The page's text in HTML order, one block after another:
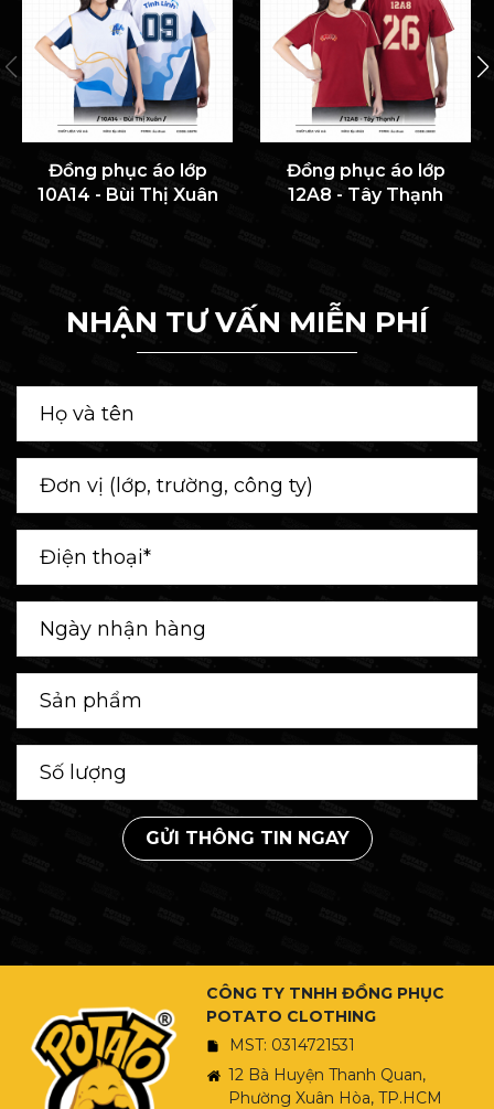
Đồng phục áo lớp
10A14 - Bùi Thị Xuân
Đồng phục áo lớp
12A8 - Tây Thạnh
NHẬN TƯ VẤN MIỄN PHÍ
GỬI THÔNG TIN NGAY
CÔNG TY TNHH ĐỒNG PHỤC
POTATO CLOTHING
MST: 0314721531
12 Bà Huyện Thanh Quan,
Phường Xuân Hòa, TP.HCM